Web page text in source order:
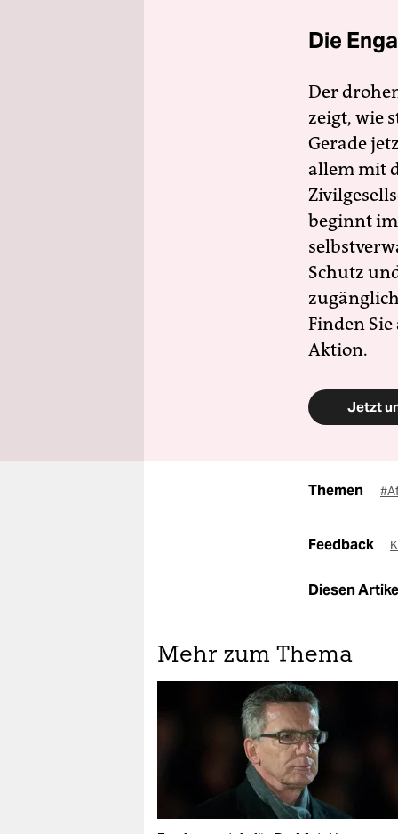
Die
Der
zeigt, wie
Gerade
allem mit
beginnt
Schutz
Finden
Aktion.
Jetzt
Themen
Feedback
Diesen
Mehr zum Thema